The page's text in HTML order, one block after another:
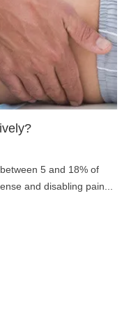
5 and 18% of
and disabling pain...